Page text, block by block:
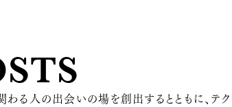
る人の出会いの場を創出するとともに、テク